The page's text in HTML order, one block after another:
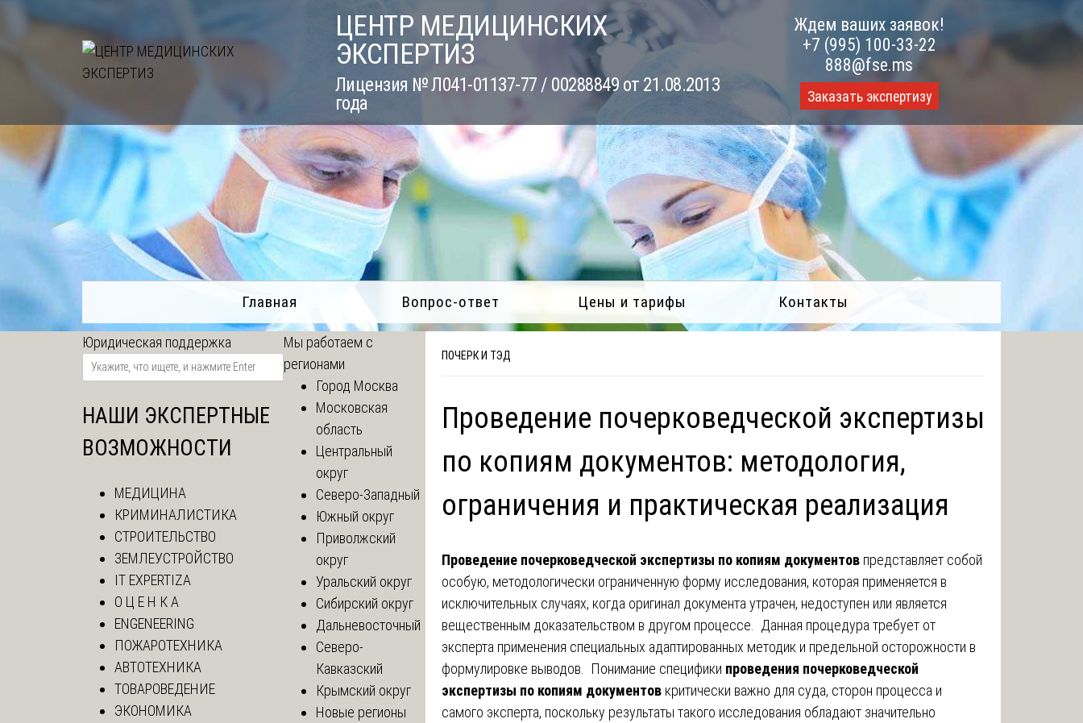
ЦЕНТР МЕДИЦИНСКИХ
ЭКСПЕРТИЗ
Лицензия № Л041-01137-77 / 00288849 от 21.08.2013
года
Ждем ваших заявок!
+7 (995) 100-33-22
888@fse.ms
Заказать экспертизу
Главная Вопрос-ответ Цены и тарифы Контакты
ПОЧЕРК И ТЭД
Проведение почерковедческой экспертизы
по копиям документов: методология,
ограничения и практическая реализация
Проведение почерковедческой экспертизы по копиям документов представляет собой
особую, методологически ограниченную форму исследования, которая применяется в
исключительных случаях, когда оригинал документа утрачен, недоступен или является
вещественным доказательством в другом процессе. Данная процедура требует от
эксперта применения специальных адаптированных методик и предельной осторожности в
формулировке выводов. Понимание специфики проведения почерковедческой
экспертизы по копиям документов критически важно для суда, сторон процесса и
самого эксперта, поскольку результаты такого исследования обладают значительно
Юридическая поддержка
НАШИ ЭКСПЕРТНЫЕ
ВОЗМОЖНОСТИ
МЕДИЦИНА
КРИМИНАЛИСТИКА
СТРОИТЕЛЬСТВО
ЗЕМЛЕУСТРОЙСТВО
IT EXPERTIZA
О Ц Е Н К А
ENGENEERING
ПОЖАРОТЕХНИКА
АВТОТЕХНИКА
ТОВАРОВЕДЕНИЕ
ЭКОНОМИКА
Мы работаем с
регионами
Город Москва
Московская
область
Центральный
округ
Северо-Западный
Южный округ
Приволжский
округ
Уральский округ
Сибирский округ
Дальневосточный
Северо-
Кавказский
Крымский округ
Новые регионы